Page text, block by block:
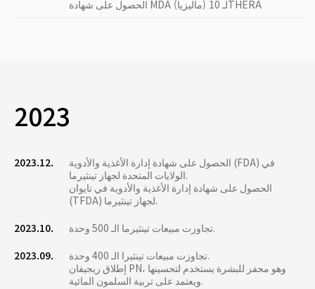
الحصول على شهادة MDA (ماليزيا) لـ 10THERA
2023
2023.12.
الحصول على شهادة إدارة الأغذية والأدوية (FDA) في
الولايات المتحدة لجهاز تينثيرما.
الحصول على شهادة إدارة الأغذية والأدوية في تايوان
(TFDA) لجهاز تينثيرما.
2023.10.
تجاوزت مبيعات تينثيرما الـ 500 وحدة.
2023.09.
تجاوزت مبيعات تينثيرا الـ 400 وحدة.
إطلاق ريجيفان PN، وهو محفز للبشرة يستخدم لتحسينها
ويعتمد على تربية السلمون المائية.